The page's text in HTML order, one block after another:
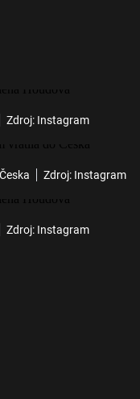
Zdroj: Instagram
Zdroj: Instagram
Zdroj: Instagram